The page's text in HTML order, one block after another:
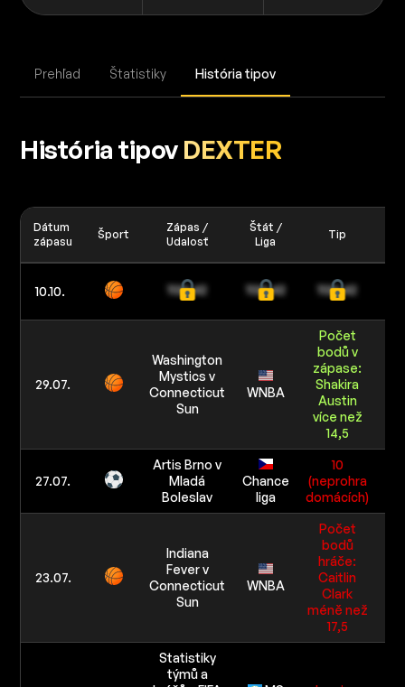
Prehľad Štatistiky História tipov
História tipov DEXTER
Dátum
zápasu
Šport
Zápas /
Udalosť
Štát /
Liga
Tip
10.10.
29.07.
Washington
Mystics v
Connecticut
Sun
WNBA
Počet
bodů v
zápase:
Shakira
Austin
více než
14,5
27.07.
Artis Brno v
Mladá
Boleslav
Chance
liga
10
(neprohra
domácích)
23.07.
Indiana
Fever v
Connecticut
Sun
WNBA
Počet
bodů
hráče:
Caitlin
Clark
méně než
17,5
Statistiky
týmů a